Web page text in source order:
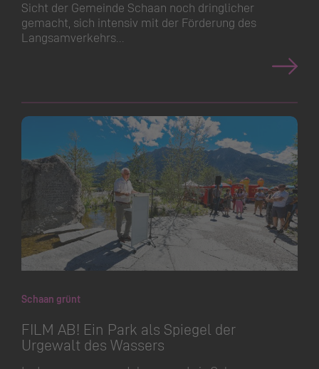
Sicht der Gemeinde Schaan noch dringlicher
gemacht, sich intensiv mit der Förderung des
Langsamverkehrs…
Schaan grünt
FILM AB! Ein Park als Spiegel der
Urgewalt des Wassers